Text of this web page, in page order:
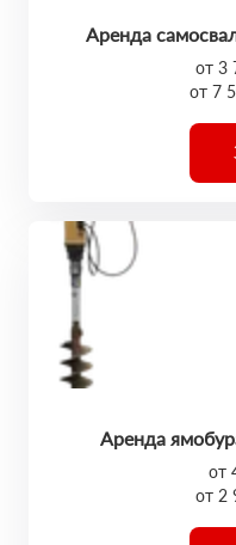
Аренда
от 3
от 7
Аренда
от
от 2